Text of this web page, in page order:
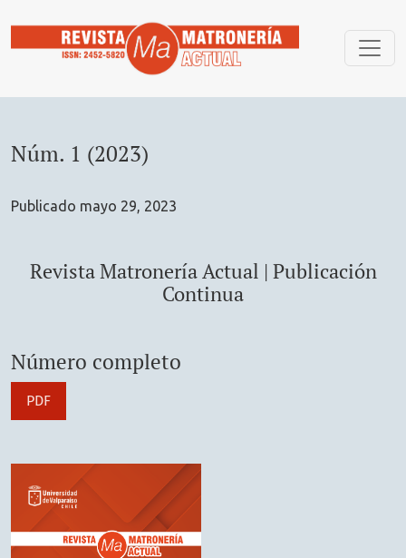
Núm. 1 (2023)
Publicado mayo 29, 2023
Revista Matronería Actual | Publicación
Continua
Número completo
PDF